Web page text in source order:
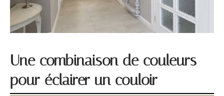
Une combinaison de couleurs
pour éclairer un couloir